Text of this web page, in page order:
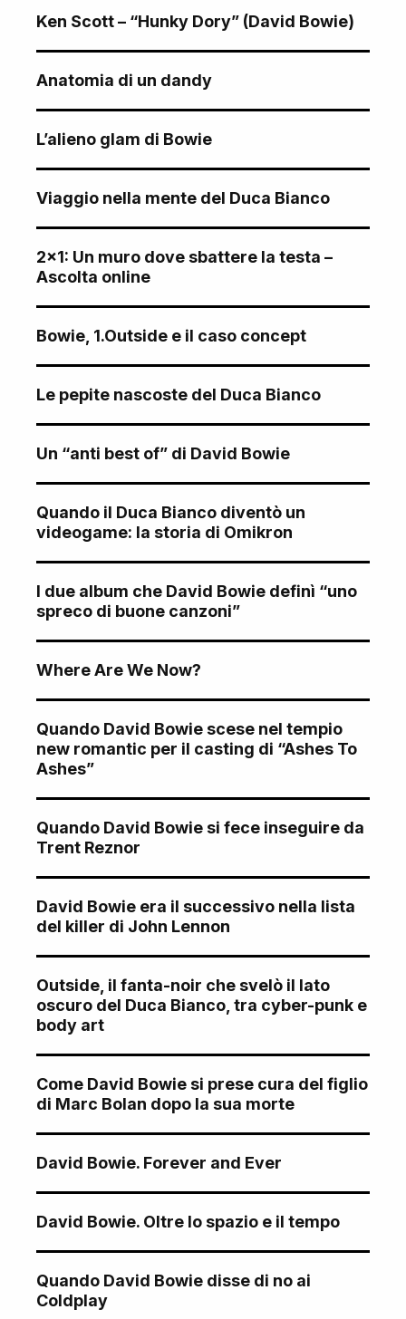
Ken Scott – “Hunky Dory” (David Bowie)
Anatomia di un dandy
L’alieno glam di Bowie
Viaggio nella mente del Duca Bianco
2×1: Un muro dove sbattere la testa –
Ascolta online
Bowie, 1.Outside e il caso concept
Le pepite nascoste del Duca Bianco
Un “anti best of” di David Bowie
Quando il Duca Bianco diventò un
videogame: la storia di Omikron
I due album che David Bowie definì “uno
spreco di buone canzoni”
Where Are We Now?
Quando David Bowie scese nel tempio
new romantic per il casting di “Ashes To
Ashes”
Quando David Bowie si fece inseguire da
Trent Reznor
David Bowie era il successivo nella lista
del killer di John Lennon
Outside, il fanta-noir che svelò il lato
oscuro del Duca Bianco, tra cyber-punk e
body art
Come David Bowie si prese cura del figlio
di Marc Bolan dopo la sua morte
David Bowie. Forever and Ever
David Bowie. Oltre lo spazio e il tempo
Quando David Bowie disse di no ai
Coldplay